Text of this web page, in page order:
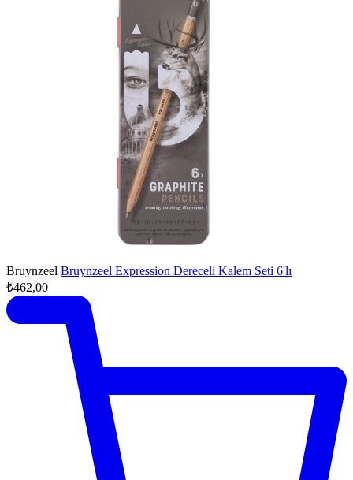
Bruynzeel Bruynzeel Expression Dereceli Kalem Seti 6'lı
₺462,00